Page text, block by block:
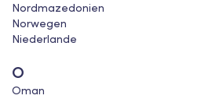
Nordmazedonien
Norwegen
Niederlande
O
Oman